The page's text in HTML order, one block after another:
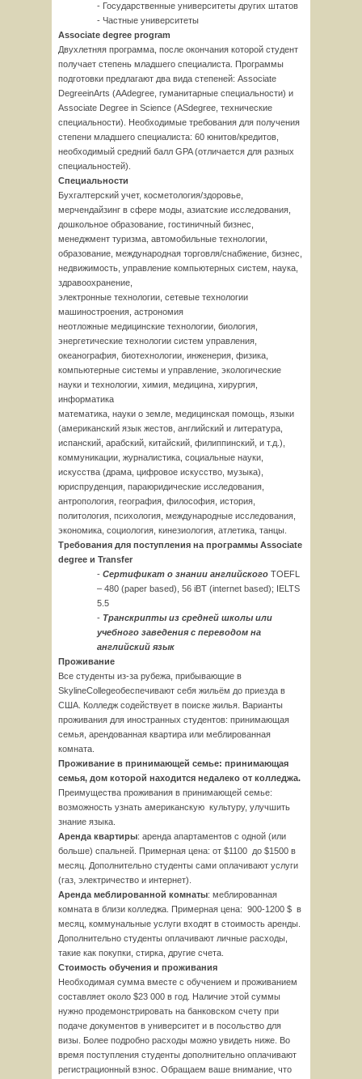
- Государственные университеты других штатов
- Частные университеты
Associate degree program
Двухлетняя программа, после окончания которой студент
получает степень младшего специалиста. Программы
подготовки предлагают два вида степеней: Associate
DegreeinArts (AAdegree, гуманитарные специальности) и
Associate Degree in Science (ASdegree, технические
специальности). Необходимые требования для получения
степени младшего специалиста: 60 юнитов/кредитов,
необходимый средний балл GPA (отличается для разных
специальностей).
Специальности
Бухгалтерский учет, косметология/здоровье,
мерчендайзинг в сфере моды, азиатские исследования,
дошкольное образование, гостиничный бизнес,
менеджмент туризма, автомобильные технологии,
образование, международная торговля/снабжение, бизнес,
недвижимость, управление компьютерных систем, наука,
здравоохранение,
электронные технологии, сетевые технологии
машиностроения, астрономия
неотложные медицинские технологии, биология,
энергетические технологии систем управления,
океанография, биотехнологии, инженерия, физика,
компьютерные системы и управление, экологические
науки и технологии, химия, медицина, хирургия,
информатика
математика, науки о земле, медицинская помощь, языки
(американский язык жестов, английский и литература,
испанский, арабский, китайский, филиппинский, и т.д.),
коммуникации, журналистика, социальные науки,
искусства (драма, цифровое искусство, музыка),
юриспруденция, параюридические исследования,
антропология, география, философия, история,
политология, психология, международные исследования,
экономика, социология, кинезиология, атлетика, танцы.
Требования для поступления на программы Associate
degree и Transfer
- Сертификат о знании английского TOEFL
– 480 (paper based), 56 iBT (internet based); IELTS
5.5
- Транскрипты из средней школы или
учебного заведения с переводом на
английский язык
Проживание
Все студенты из-за рубежа, прибывающие в
SkylineCollegeобеспечивают себя жильём до приезда в
США. Колледж содействует в поиске жилья. Варианты
проживания для иностранных студентов: принимающая
семья, арендованная квартира или меблированная
комната.
Проживание в принимающей семье: принимающая
семья, дом которой находится недалеко от колледжа.
Преимущества проживания в принимающей семье:
возможность узнать американскую культуру, улучшить
знание языка.
Аренда квартиры: аренда апартаментов с одной (или
больше) спальней. Примерная цена: от $1100 до $1500 в
месяц. Дополнительно студенты сами оплачивают услуги
(газ, электричество и интернет).
Аренда меблированной комнаты: меблированная
комната в близи колледжа. Примерная цена: 900-1200 $ в
месяц, коммунальные услуги входят в стоимость аренды.
Дополнительно студенты оплачивают личные расходы,
такие как покупки, стирка, другие счета.
Стоимость обучения и проживания
Необходимая сумма вместе с обучением и проживанием
составляет около $23 000 в год. Наличие этой суммы
нужно продемонстрировать на банковском счету при
подаче документов в университет и в посольство для
визы. Более подробно расходы можно увидеть ниже. Во
время поступления студенты дополнительно оплачивают
регистрационный взнос. Обращаем ваше внимание, что